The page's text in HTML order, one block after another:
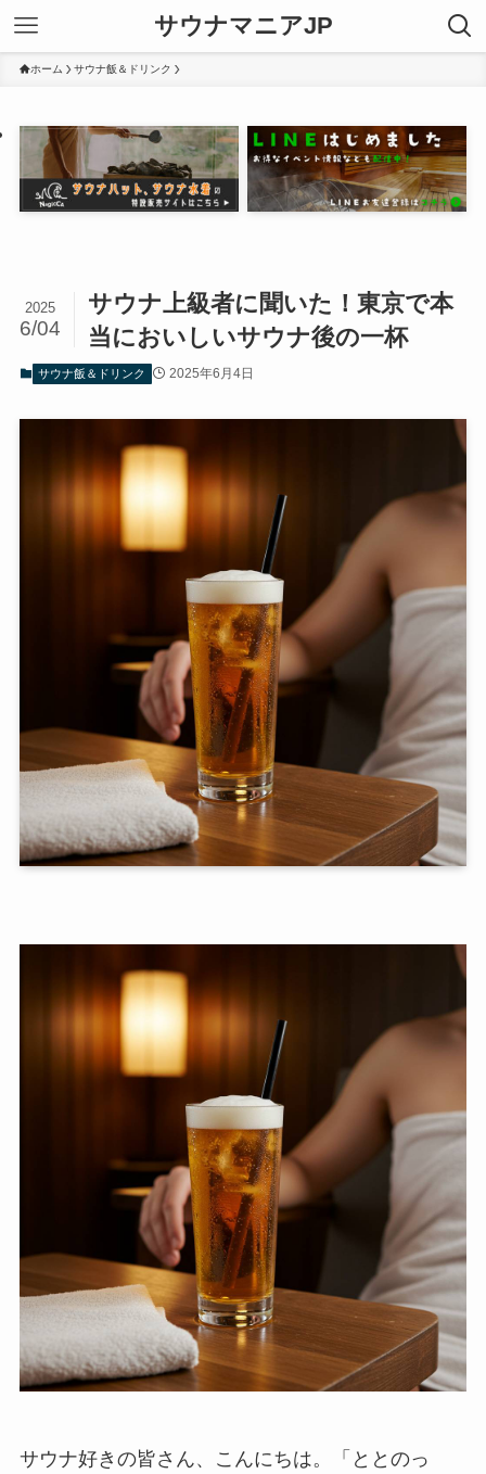
サウナマニアJP
ホーム サウナ飯＆ドリンク
サウナ上級者に聞いた！東京で本
当においしいサウナ後の一杯
2025
6/04
サウナ飯＆ドリンク 2025年6月4日
サウナ好きの皆さん、こんにちは。「ととのっ